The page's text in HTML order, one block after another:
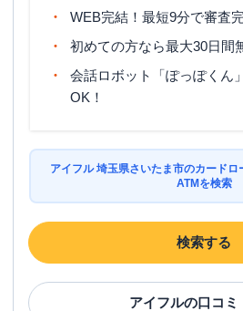
WEB完結！最短9分で審査
初めての方なら最大30日間
会話ロボット「ぽっぽくん
OK！
アイフル 埼玉県さいたま市のカードロ
ATMを検索
検索する
アイフルの口コミ